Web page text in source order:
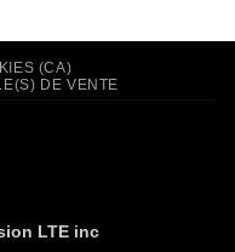
(CA)
DE VENTE
LTE inc